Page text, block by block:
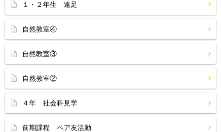
１・２年生 遠足
自然教室④
自然教室③
自然教室②
４年 社会科見学
前期課程 ペア友活動